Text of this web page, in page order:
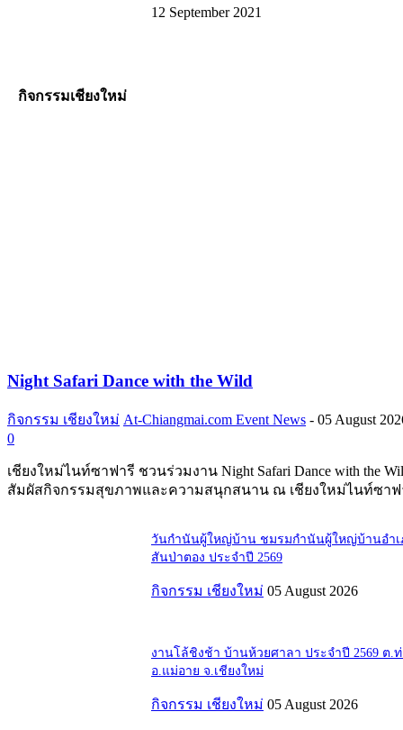
12 September 2021
กิจกรรมเชียงใหม่
Night Safari Dance with the Wild
กิจกรรม เชียงใหม่ At-Chiangmai.com Event News - 05 August
0
เชียงใหม่ไนท์ซาฟารี ชวนร่วมงาน Night Safari Dance with the
สัมผัสกิจกรรมสุขภาพและความสนุกสนาน ณ เชียงใหม่ไนท์ซาฟ
วันกำนันผู้ใหญ่บ้าน ชมรมกำนันผู้ใหญ่บ้านอำเ
สันป่าตอง ประจำปี 2569
กิจกรรม เชียงใหม่ 05 August 2026
งานโล้ชิงช้า บ้านห้วยศาลา ประจำปี 2569 ต.
อ.แม่อาย จ.เชียงใหม่
กิจกรรม เชียงใหม่ 05 August 2026